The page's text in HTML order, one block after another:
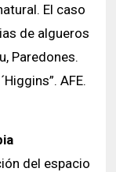
El caso
de algueros
Paredones.
AFE.
del espacio